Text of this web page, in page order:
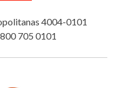
4004-0101
705 0101